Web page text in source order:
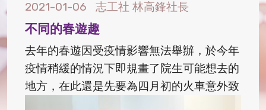
2021-01-06 志工社 林高鋒社長
不同的春遊趣
去年的春遊因受疫情影響無法舉辦，於今年
疫情稍緩的情況下即規畫了院生可能想去的
地方，在此還是先要為四月初的火車意外致